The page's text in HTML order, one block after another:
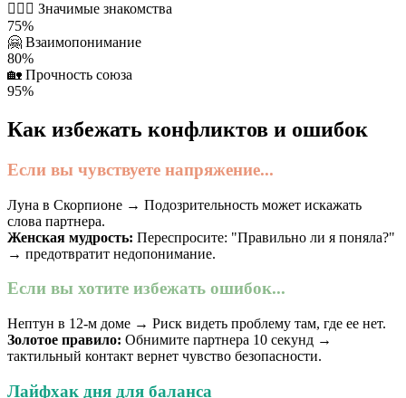
👩‍❤️‍👨 Значимые знакомства
75%
🤗 Взаимопонимание
80%
🏡 Прочность союза
95%
Как избежать конфликтов и ошибок
Если вы чувствуете напряжение...
Луна в Скорпионе → Подозрительность может искажать
слова партнера.
Женская мудрость: Переспросите: "Правильно ли я поняла?"
→ предотвратит недопонимание.
Если вы хотите избежать ошибок...
Нептун в 12-м доме → Риск видеть проблему там, где ее нет.
Золотое правило: Обнимите партнера 10 секунд →
тактильный контакт вернет чувство безопасности.
Лайфхак дня для баланса